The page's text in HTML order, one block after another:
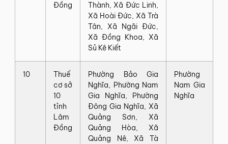
Đồng
Thành,‍ Xã‍ Đức‍ Linh,‍
Xã‍ Hoài‍ Đức,‍ Xã‍ Trà‍
Tân,‍ Xã‍ Ngãi‍ Đức,‍
Xã‍ Đồng‍ Khoa,‍ Xã‍
Sủ‍ Kê‍ Kiết
10
Thuế‍
cơ‍ sở‍
10‍
tỉnh
Lâm
Đồng
Phường‍ Bảo‍ Gia‍
Nghĩa,‍ Phường‍ Nam‍
Gia‍ Nghĩa,‍ Phường‍
Đông‍ Gia‍ Nghĩa,‍ Xã‍
Quảng‍ Sơn,‍ Xã‍
Quảng‍ Hòa,‍ Xã‍
Quảng‍ Nê,‍ Xã‍ Tà‍
Phường‍
Nam‍ Gia‍
Nghĩa